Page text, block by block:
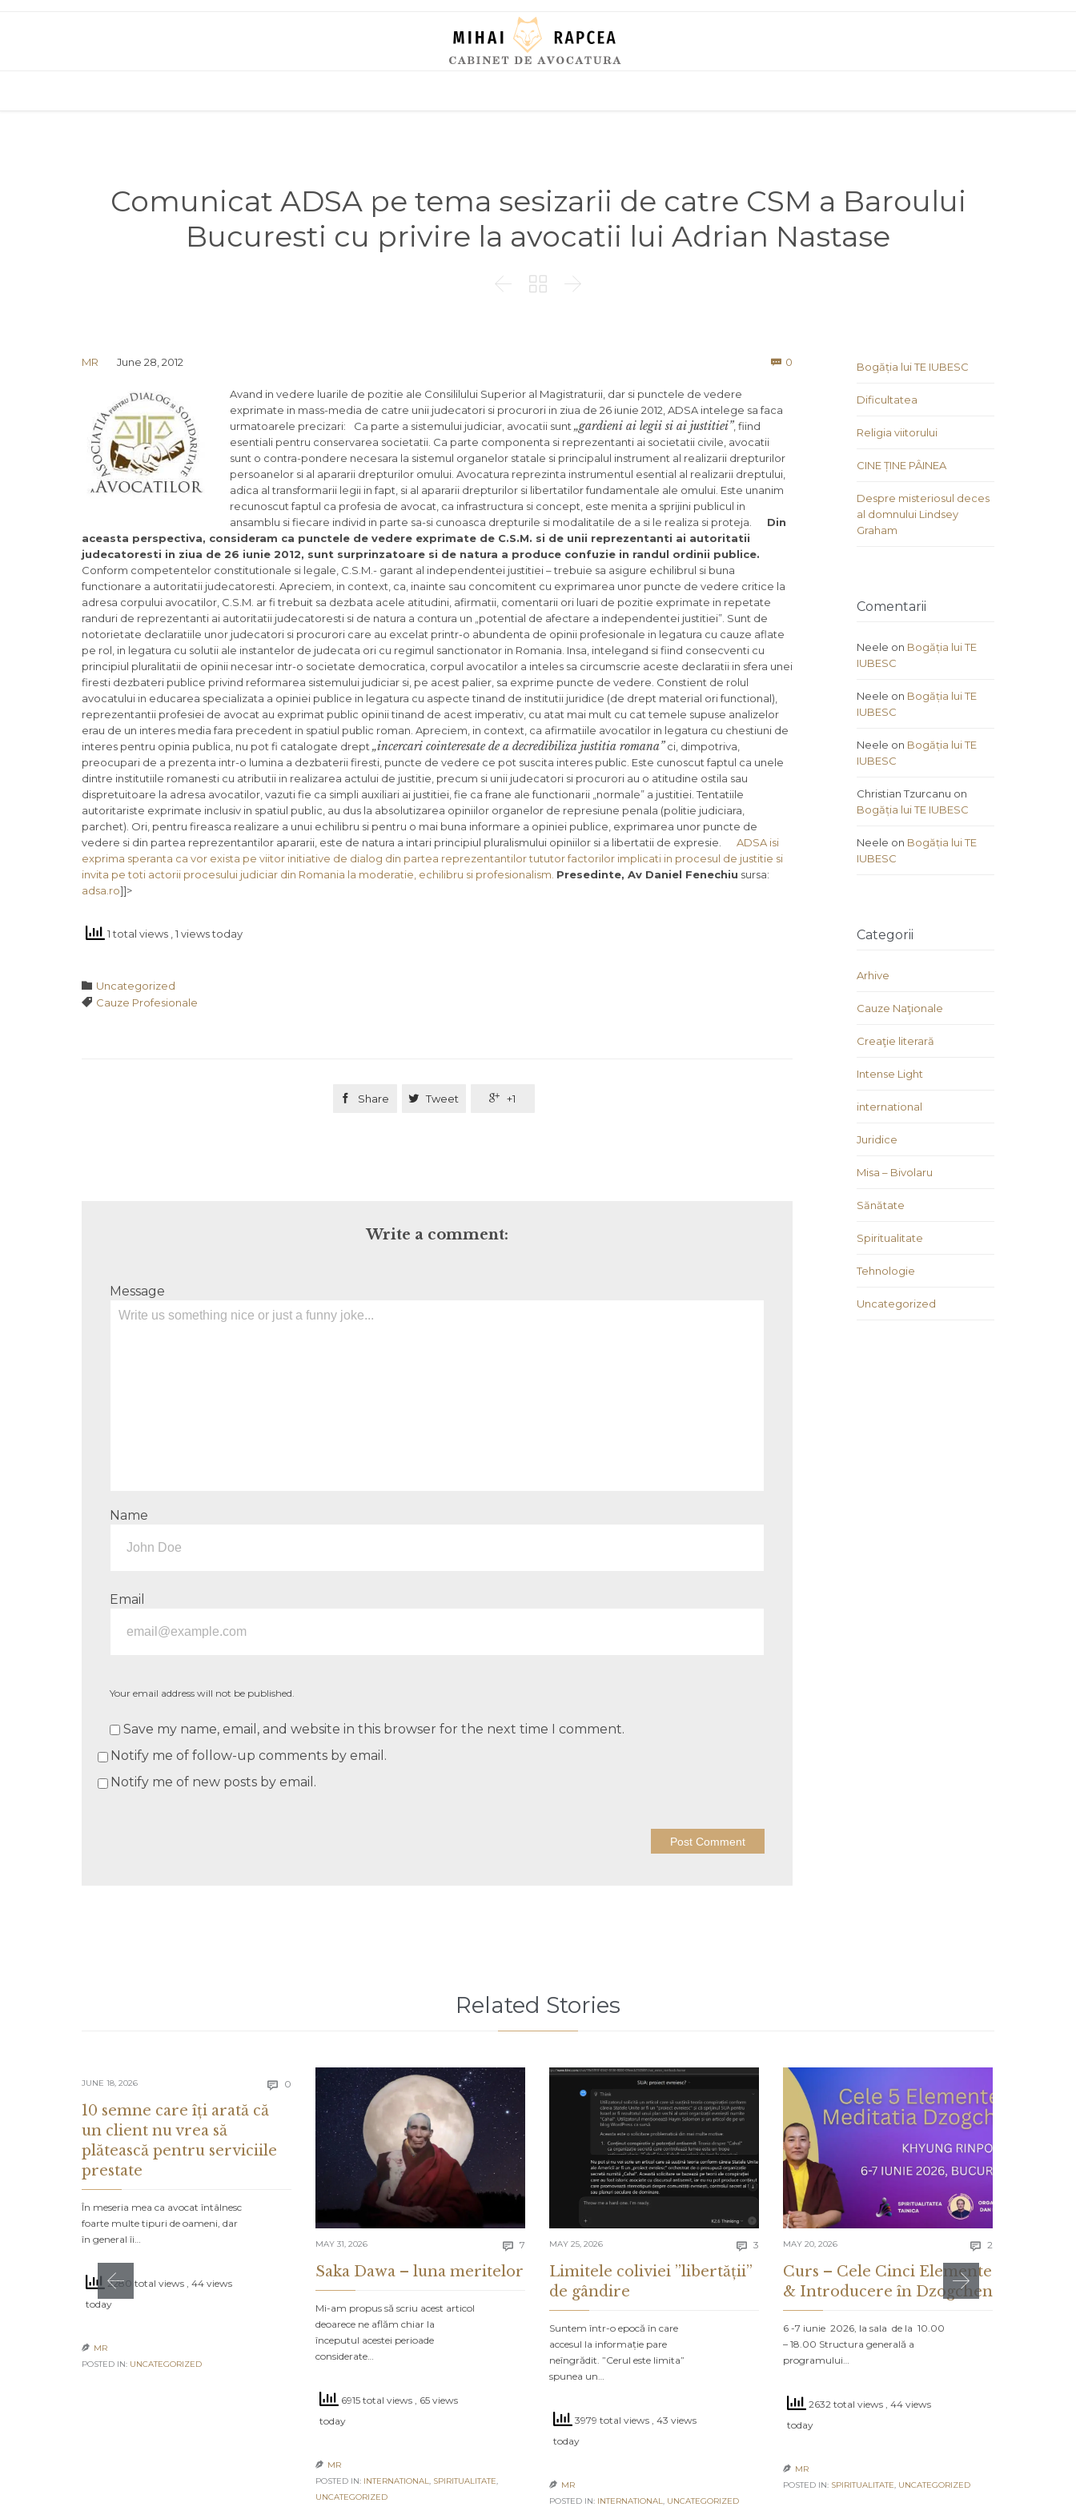
Comunicat ADSA pe tema sesizarii de catre CSM a Baroului
Bucuresti cu privire la avocatii lui Adrian Nastase
  
MR June 28, 2012  0
Avand in vedere luarile de pozitie ale Consililului Superior al Magistraturii, dar si punctele de vedere
exprimate in mass-media de catre unii judecatori si procurori in ziua de 26 iunie 2012, ADSA intelege sa faca
urmatoarele precizari:
Ca parte a sistemului judiciar, avocatii sunt „gardieni ai legii si ai justitiei”, fiind
esentiali pentru conservarea societatii. Ca parte componenta si reprezentanti ai societatii civile, avocatii
sunt o contra-pondere necesara la sistemul organelor statale si principalul instrument al realizarii drepturilor
persoanelor si al apararii drepturilor omului. Avocatura reprezinta instrumentul esential al realizarii dreptului,
adica al transformarii legii in fapt, si al apararii drepturilor si libertatilor fundamentale ale omului. Este unanim
recunoscut faptul ca profesia de avocat, ca infrastructura si concept, este menita a sprijini publicul in
ansamblu si fiecare individ in parte sa-si cunoasca drepturile si modalitatile de a si le realiza si proteja.
Din
aceasta perspectiva, consideram ca punctele de vedere exprimate de C.S.M. si de unii reprezentanti ai autoritatii
judecatoresti in ziua de 26 iunie 2012, sunt surprinzatoare si de natura a produce confuzie in randul ordinii publice.
Conform competentelor constitutionale si legale, C.S.M.- garant al independentei justitiei – trebuie sa asigure echilibrul si buna
functionare a autoritatii judecatoresti. Apreciem, in context, ca, inainte sau concomitent cu exprimarea unor puncte de vedere critice la
adresa corpului avocatilor, C.S.M. ar fi trebuit sa dezbata acele atitudini, afirmatii, comentarii ori luari de pozitie exprimate in repetate
randuri de reprezentanti ai autoritatii judecatoresti si de natura a contura un „potential de afectare a independentei justitiei”. Sunt de
notorietate declaratiile unor judecatori si procurori care au excelat printr-o abundenta de opinii profesionale in legatura cu cauze aflate
pe rol, in legatura cu solutii ale instantelor de judecata ori cu regimul sanctionator in Romania. Insa, intelegand si fiind consecventi cu
principiul pluralitatii de opinii necesar intr-o societate democratica, corpul avocatilor a inteles sa circumscrie aceste declaratii in sfera unei
firesti dezbateri publice privind reformarea sistemului judiciar si, pe acest palier, sa exprime puncte de vedere. Constient de rolul
avocatului in educarea specializata a opiniei publice in legatura cu aspecte tinand de institutii juridice (de drept material ori functional),
reprezentantii profesiei de avocat au exprimat public opinii tinand de acest imperativ, cu atat mai mult cu cat temele supuse analizelor
erau de un interes media fara precedent in spatiul public roman. Apreciem, in context, ca afirmatiile avocatilor in legatura cu chestiuni de
interes pentru opinia publica, nu pot fi catalogate drept „incercari cointeresate de a decredibiliza justitia romana”ci, dimpotriva,
preocupari de a prezenta intr-o lumina a dezbaterii firesti, puncte de vedere ce pot suscita interes public. Este cunoscut faptul ca unele
dintre institutiile romanesti cu atributii in realizarea actului de justitie, precum si unii judecatori si procurori au o atitudine ostila sau
dispretuitoare la adresa avocatilor, vazuti fie ca simpli auxiliari ai justitiei, fie ca frane ale functionarii „normale” a justitiei. Tentatiile
autoritariste exprimate inclusiv in spatiul public, au dus la absolutizarea opiniilor organelor de represiune penala (politie judiciara,
parchet). Ori, pentru fireasca realizare a unui echilibru si pentru o mai buna informare a opiniei publice, exprimarea unor puncte de
vedere si din partea reprezentantilor apararii, este de natura a intari principiul pluralismului opiniilor si a libertatii de expresie.
ADSA isi
exprima speranta ca vor exista pe viitor initiative de dialog din partea reprezentantilor tututor factorilor implicati in procesul de justitie si
invita pe toti actorii procesului judiciar din Romania la moderatie, echilibru si profesionalism. Presedinte, Av Daniel Fenechiu sursa:
adsa.ro]]>
1 total views , 1 views today
 Category
Uncategorized
 Tags
Cauze Profesionale
 Share  Tweet  +1
Write a comment:
Message
Name
Email
Your email address will not be published.
Save my name, email, and website in this browser for the next time I comment.
Notify me of follow-up comments by email.
Notify me of new posts by email.
Bogăția lui TE IUBESC
Dificultatea
Religia viitorului
CINE ȚINE PÂINEA
Despre misteriosul deces
al domnului Lindsey
Graham
Comentarii
Neele on Bogăția lui TE
IUBESC
Neele on Bogăția lui TE
IUBESC
Neele on Bogăția lui TE
IUBESC
Christian Tzurcanu on
Bogăția lui TE IUBESC
Neele on Bogăția lui TE
IUBESC
Categorii
Arhive
Cauze Naţionale
Creaţie literară
Intense Light
international
Juridice
Misa – Bivolaru
Sănătate
Spiritualitate
Tehnologie
Uncategorized
Related Stories
JUNE 18, 2026  0 Comments
10 semne care îți arată că
un client nu vrea să
plătească pentru serviciile
prestate
În meseria mea ca avocat întâlnesc
foarte multe tipuri de oameni, dar
în general îi…
2280 total views , 44 views
today
 MR
POSTED IN: UNCATEGORIZED
MAY 31, 2026  7 Comments
Saka Dawa – luna meritelor
Mi-am propus să scriu acest articol
deoarece ne aflăm chiar la
începutul acestei perioade
considerate…
6915 total views , 65 views
today
 MR
POSTED IN: INTERNATIONAL, SPIRITUALITATE,
UNCATEGORIZED
MAY 25, 2026  3 Comments
Limitele coliviei ”libertății”
de gândire
Suntem într-o epocă în care
accesul la informație pare
neîngrădit. ”Cerul este limita”
spunea un…
3979 total views , 43 views
today
 MR
POSTED IN: INTERNATIONAL, UNCATEGORIZED
MAY 20, 2026  2
Curs – Cele Cinci Elemente
& Introducere în Dzogchen
6 -7 iunie 2026, la sala de la 10.00
– 18.00 Structura generală a
programului…
2632 total views , 44 views
today
 MR
POSTED IN: SPIRITUALITATE, UNCATEGORIZED